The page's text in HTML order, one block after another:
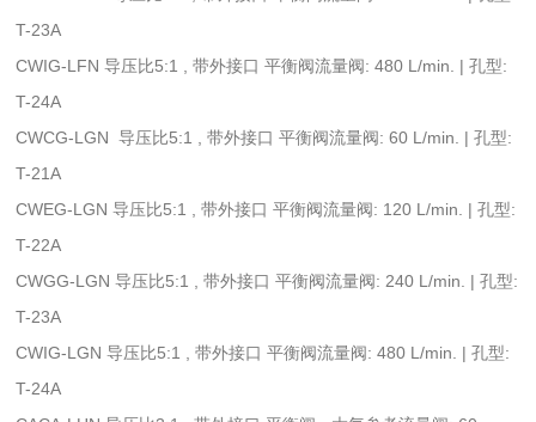
T-23A
CWIG-LFN 导压比5:1 , 带外接口 平衡阀流量阀: 480 L/min. | 孔型:
T-24A
CWCG-LGN 导压比5:1 , 带外接口 平衡阀流量阀: 60 L/min. | 孔型:
T-21A
CWEG-LGN 导压比5:1 , 带外接口 平衡阀流量阀: 120 L/min. | 孔型:
T-22A
CWGG-LGN 导压比5:1 , 带外接口 平衡阀流量阀: 240 L/min. | 孔型:
T-23A
CWIG-LGN 导压比5:1 , 带外接口 平衡阀流量阀: 480 L/min. | 孔型:
T-24A